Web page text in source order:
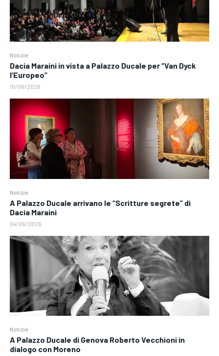
Notizie
Dacia Maraini in vista a Palazzo Ducale per “Van Dyck
l’Europeo”
10/06/2026
Notizie
A Palazzo Ducale arrivano le “Scritture segrete” di
Dacia Maraini
04/06/2026
Notizie
A Palazzo Ducale di Genova Roberto Vecchioni in
dialogo con Moreno